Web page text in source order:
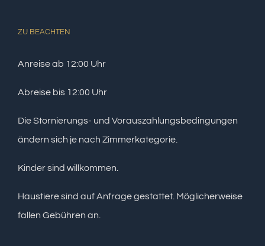
ZU BEACHTEN
Anreise ab 12:00 Uhr
Abreise bis 12:00 Uhr
Die Stornierungs- und Vorauszahlungsbedingungen
ändern sich je nach Zimmerkategorie.
Kinder sind willkommen.
Haustiere sind auf Anfrage gestattet. Möglicherweise
fallen Gebühren an.